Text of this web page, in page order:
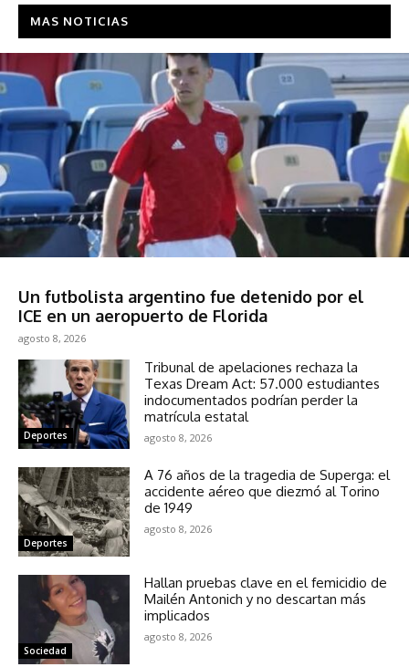
MAS NOTICIAS
Un futbolista argentino fue detenido por el
ICE en un aeropuerto de Florida
agosto 8, 2026
Deportes
Tribunal de apelaciones rechaza la
Texas Dream Act: 57.000 estudiantes
indocumentados podrían perder la
matrícula estatal
agosto 8, 2026
Deportes
A 76 años de la tragedia de Superga: el
accidente aéreo que diezmó al Torino
de 1949
agosto 8, 2026
Sociedad
Hallan pruebas clave en el femicidio de
Mailén Antonich y no descartan más
implicados
agosto 8, 2026